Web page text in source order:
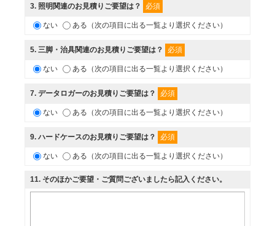
3. 照明関連のお見積りご要望は？ 必須
ない ある（次の項目に出る一覧より選択ください）
5. 三脚・治具関連のお見積りご要望は？ 必須
ない ある（次の項目に出る一覧より選択ください）
7. データロガーのお見積りご要望は？ 必須
ない ある（次の項目に出る一覧より選択ください）
9. ハードケースのお見積りご要望は？ 必須
ない ある（次の項目に出る一覧より選択ください）
11. そのほかご要望・ご質問ございましたら記入ください。